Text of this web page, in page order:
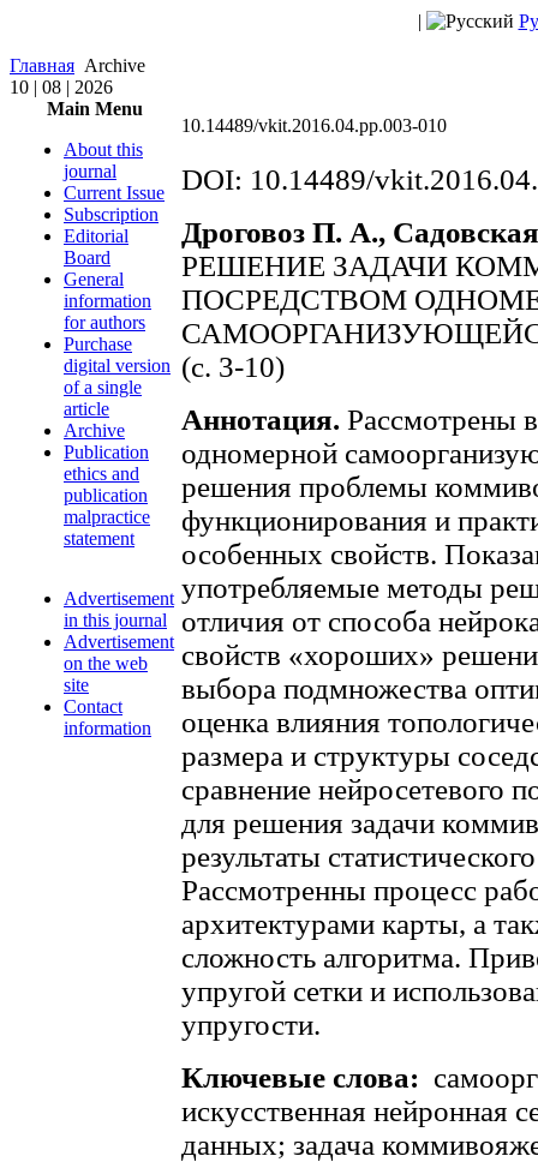
|
Главная Archive
10 | 08 | 2026
Main Menu
About this
journal
Current Issue
Subscription
Editorial
Board
General
information
for authors
Purchase
digital version
of a single
article
Archive
Publication
ethics and
publication
malpractice
statement
Advertisement
in this journal
Advertisement
on the web
site
Contact
information
10.14489/vkit.2016.04.pp.003-010
DOI: 10.14489/
Дроговоз П. А.,
РЕШЕНИЕ ЗАДАЧИ
ПОСРЕДСТВОМ
(c. 3-10)
Аннотация. Рассмотрены
одномерной
решения проблемы
функционирования и
особенных свойств.
употребляемые методы
отличия от способа
свойств «хороших»
выбора подмножества
оценка влияния
размера и структуры
сравнение нейросетевого
для решения задачи
результаты
Рассмотренны процесс
архитектурами карты, а
сложность алгоритма.
упругой сетки и
упругости.
Ключевые слова:
искусственная нейронная
данных; задача